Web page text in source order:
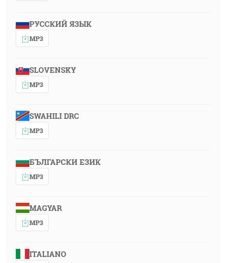
РУССКИЙ ЯЗЫК
MP3
SLOVENSKY
MP3
SWAHILI DRC
MP3
БЪЛГАРСКИ ЕЗИК
MP3
MAGYAR
MP3
ITALIANO